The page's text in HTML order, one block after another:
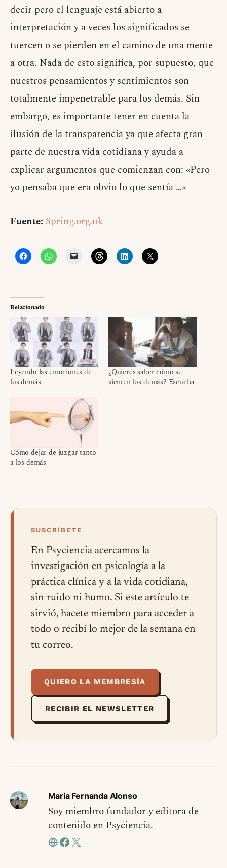
decir pero el lenguaje está abierto a
interpretación y a veces los significados se
tuercen o se pierden en el camino de una mente
a otra. Nada de esto significa, por supuesto, que
nuestros pensamientos y sentimientos son
totalmente impenetrable para los demás. Sin
embargo, es importante tener en cuenta la
ilusión de la transparencia ya que afecta gran
parte de nuestra vida cotidiana y ayuda a
explicar argumentos que comienzan con: «Pero
yo pensaba que era obvio lo que sentía …»
Fuente: Spring.org.uk
Relacionado
Leyendo las emociones de
los demás
¿Quieres saber cómo se
sienten los demás? Escucha
Cómo dejar de juzgar tanto
a los demás
SUSCRÍBETE
En Psyciencia acercamos la
investigación en psicología a la
práctica clínica y a la vida cotidiana,
sin ruido ni humo. Si este artículo te
sirvió, hacete miembro para acceder a
todo o recibí lo mejor de la semana en
tu correo.
QUIERO LA MEMBRESÍA
RECIBIR EL NEWSLETTER
Maria Fernanda Alonso
Soy miembro fundador y editora de
contenido en Psyciencia.